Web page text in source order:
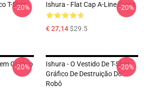
T-Shirt
-20% Ishura - Flat Cap A-Line Dress
€ 27,14$29.5
-20%
Gráfico
-20%
Ishura - O Vestido De T-Shirt
Gráfico De Destruição Do
Robô
-20%